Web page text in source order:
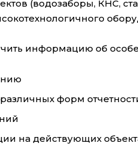
(водозаборы, КНС,
информацию об
форм
на действующих